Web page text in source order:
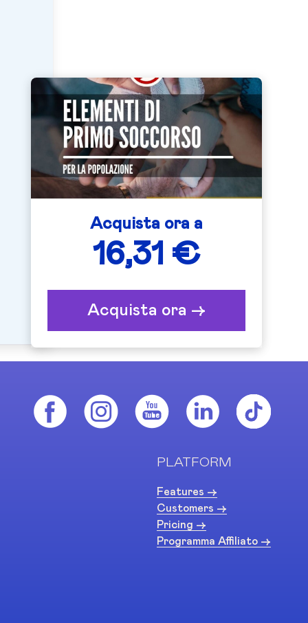
Acquista ora a
16,31 €
Acquista ora ->
PLATFORM
Features ->
Customers ->
Pricing ->
Programma Affiliato ->